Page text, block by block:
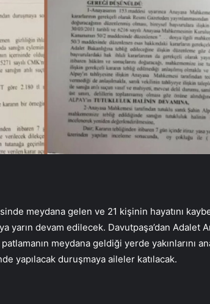
meydana gelen ve 21 kişinin hayatını
yarın devam edilecek. Davutpaşa’dan Adalet
meydana geldiği yerde yakınlarını
yapılacak duruşmaya aileler katılacak.